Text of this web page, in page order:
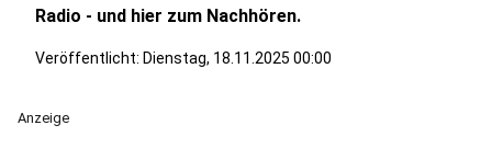
Radio - und hier zum Nachhören.
Veröffentlicht: Dienstag, 18.11.2025 00:00
Anzeige